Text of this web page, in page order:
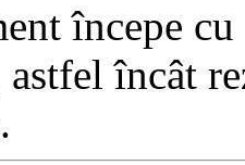
începe
încât